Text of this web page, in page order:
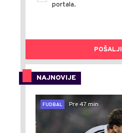
portala.
POŠALJI
NAJNOVIJE
FUDBAL
Pre 47 min